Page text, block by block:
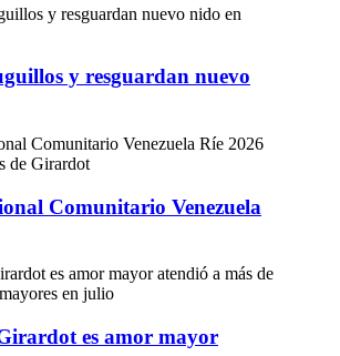
y resguardan nuevo
Comunitario Venezuela
es amor mayor